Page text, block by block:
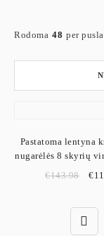
Rodoma 48 per
Pastatoma lentyna
nugarėlės 8 skyrių
€143.98 €